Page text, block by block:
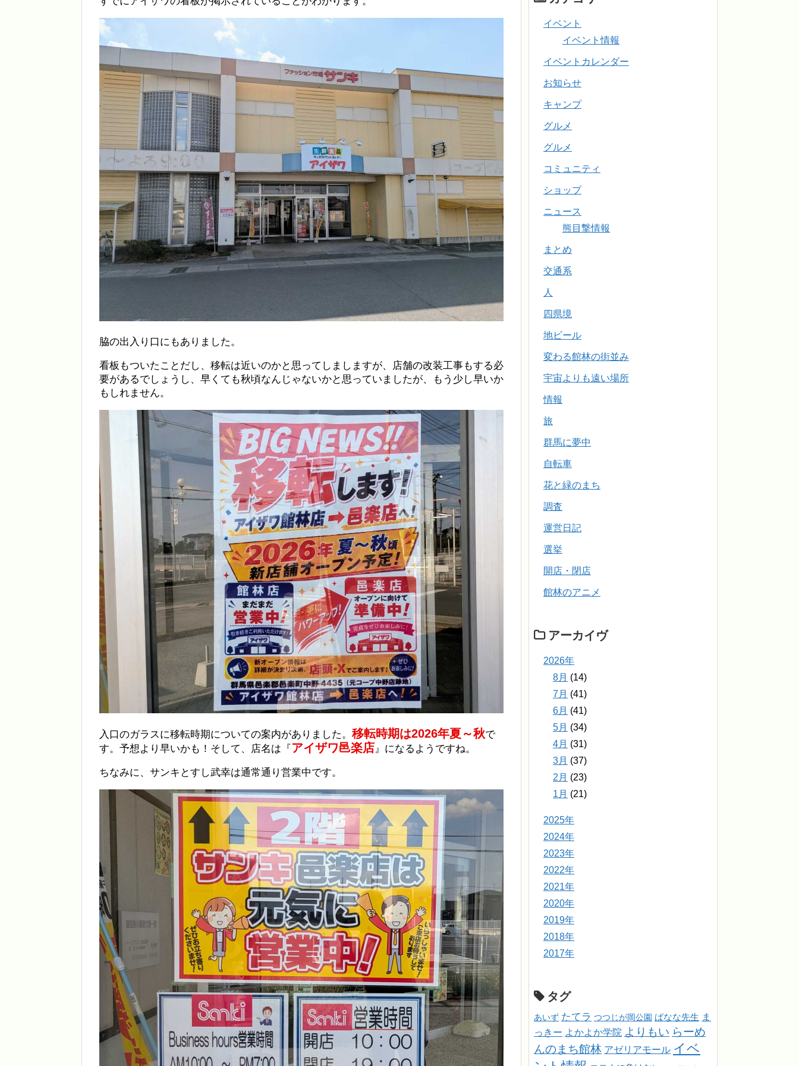
脇の出入り口にもありました。
看板もついたことだし、移転は近いのかと思ってしましますが、店舗の改装工事もする必
要があるでしょうし、早くても秋頃なんじゃないかと思っていましたが、もう少し早いか
もしれません。
入口のガラスに移転時期についての案内がありました。 移転時期は2026年夏～秋で
す。予想より早いかも！そして、店名は『 アイザワ邑楽店』になるようですね。
ちなみに、サンキとすし武幸は通常通り営業中です。
イベント
イベント情報
イベントカレンダー
お知らせ
キャンプ
グルメ
グルメ
コミュニティ
ショップ
ニュース
熊目撃情報
まとめ
交通系
人
四県境
地ビール
変わる館林の街並み
宇宙よりも遠い場所
情報
旅
群馬に夢中
自転車
花と緑のまち
調査
運営日記
選挙
開店・閉店
館林のアニメ
アーカイヴ
2026年
8月 (14)
7月 (41)
6月 (41)
5月 (34)
4月 (31)
3月 (37)
2月 (23)
1月 (21)
2025年
2024年
2023年
2022年
2021年
2020年
2019年
2018年
2017年
タグ
あいず たてラ つつじが岡公園 ばなな先生 ま
っきー よかよか学院 よりもい らーめ
んのまち館林 アゼリアモール イベ